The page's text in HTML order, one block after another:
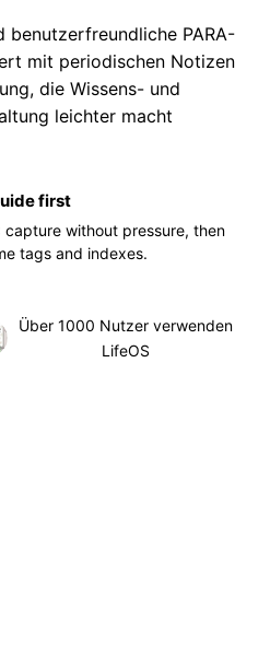
benutzerfreundliche PARA-
mit periodischen Notizen
die Wissens- und
leichter macht
first
capture without pressure, then
tags and indexes.
Über 1000 Nutzer verwenden
LifeOS